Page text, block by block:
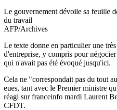
Le gouvernement dévoile sa feuille
du travail
AFP/Archives
Le texte donne en particulier une
d'entreprise, y compris pour
qui n'avait pas été évoqué jusqu'ici.
Cela ne "correspondait pas du tout
eues, tant avec le Premier ministre
réagi sur franceinfo mardi Laurent
CFDT.